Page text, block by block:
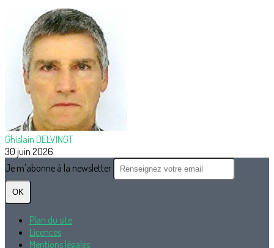
Ghislain DELVINGT
30 juin 2026
Je m'abonne à la newsletter
OK
Plan du site
Licences
Mentions légales